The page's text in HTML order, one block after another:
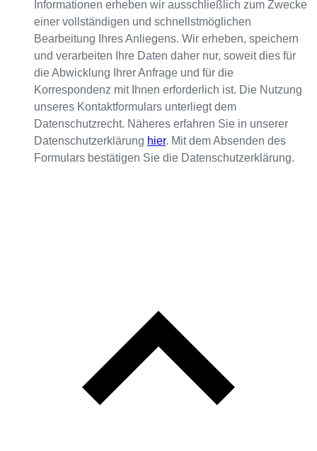
Informationen erheben wir ausschließlich zum Zwecke
einer vollständigen und schnellstmöglichen
Bearbeitung Ihres Anliegens. Wir erheben, speichern
und verarbeiten Ihre Daten daher nur, soweit dies für
die Abwicklung Ihrer Anfrage und für die
Korrespondenz mit Ihnen erforderlich ist. Die Nutzung
unseres Kontaktformulars unterliegt dem
Datenschutzrecht. Näheres erfahren Sie in unserer
Datenschutzerklärung hier. Mit dem Absenden des
Formulars bestätigen Sie die Datenschutzerklärung.